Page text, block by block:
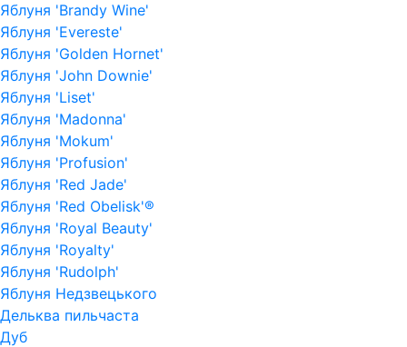
Яблуня 'Brandy Wine'
Яблуня 'Evereste'
Яблуня 'Golden Hornet'
Яблуня 'John Downie'
Яблуня 'Liset'
Яблуня 'Madonna'
Яблуня 'Mokum'
Яблуня 'Profusion'
Яблуня 'Red Jade'
Яблуня 'Red Obelisk'®
Яблуня 'Royal Beauty'
Яблуня 'Royalty'
Яблуня 'Rudolph'
Яблуня Недзвецького
Дельква пильчаста
Дуб